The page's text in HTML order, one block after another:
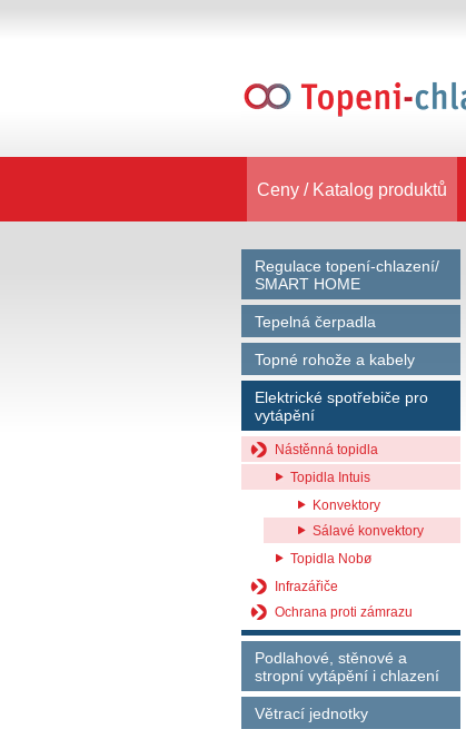
Ceny / Katalog produktů
Regulace topení-chlazení/
SMART HOME
Tepelná čerpadla
Topné rohože a kabely
Elektrické spotřebiče pro
vytápění
Nástěnná topidla
Topidla Intuis
Konvektory
Sálavé konvektory
Topidla Nobø
Infrazářiče
Ochrana proti zámrazu
Podlahové, stěnové a
stropní vytápění i chlazení
Větrací jednotky